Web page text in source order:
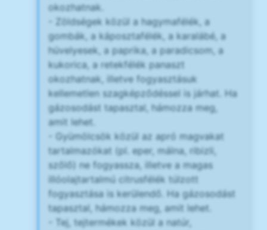
okozhatnak.
- Zöldségek közül a hagymafélék, a
gombák, a káposztafélék, a karalábé, a
hüvelyesek, a paprika, a paradicsom, a
kukorica, a retekfélék panaszt
okozhatnak, illetve fogyasztásuk
kellemetlen szagképződéssel is járhat. Ha
gázosodást tapasztal, hámozza meg,
amit lehet.
- Gyümölcsök közül az apró magvakat
tartalmazókat (pl. eper, málna, ribizli,
szőlő) ne fogyassza, illetve a magas
illóolajtartalmú citrusfélék túlzott
fogyasztása is kerülendő. Ha gázosodást
tapasztal, hámozza meg, amit lehet.
- Tej, tejtermékek közül a natúr,